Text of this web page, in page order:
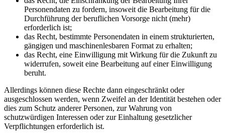
Personendaten zu fordern, insoweit die Bearbeitung für die
Durchführung der beruflichen Vorsorge nicht (mehr)
erforderlich ist;
das Recht, bestimmte Personendaten in einem strukturierten,
gängigen und maschinenlesbaren Format zu erhalten;
das Recht, eine Einwilligung mit Wirkung für die Zukunft zu
widerrufen, soweit eine Bearbeitung auf einer Einwilligung
beruht.
Allerdings können diese Rechte dann eingeschränkt oder
ausgeschlossen werden, wenn Zweifel an der Identität bestehen oder
dies zum Schutz anderer Personen, zur Wahrung von
schutzwürdigen Interessen oder zur Einhaltung gesetzlicher
Verpflichtungen erforderlich ist.